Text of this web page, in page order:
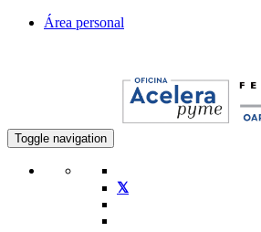
Área personal
Toggle navigation